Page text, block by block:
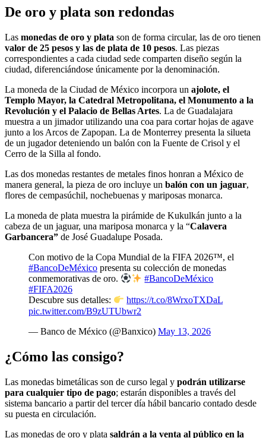
De oro y plata son redondas
Las monedas de oro y plata son de forma circular, las de oro tienen
valor de 25 pesos y las de plata de 10 pesos. Las piezas
correspondientes a cada ciudad sede comparten diseño según la
ciudad, diferenciándose únicamente por la denominación.
La moneda de la Ciudad de México incorpora un ajolote, el
Templo Mayor, la Catedral Metropolitana, el Monumento a la
Revolución y el Palacio de Bellas Artes. La de Guadalajara
muestra a un jimador utilizando una coa para cortar hojas de agave
junto a los Arcos de Zapopan. La de Monterrey presenta la silueta
de un jugador deteniendo un balón con la Fuente de Crisol y el
Cerro de la Silla al fondo.
Las dos monedas restantes de metales finos honran a México de
manera general, la pieza de oro incluye un balón con un jaguar,
flores de cempasúchil, nochebuenas y mariposas monarca.
La moneda de plata muestra la pirámide de Kukulkán junto a la
cabeza de un jaguar, una mariposa monarca y la “Calavera
Garbancera” de José Guadalupe Posada.
Con motivo de la Copa Mundial de la FIFA 2026™, el
#BancoDeMéxico presenta su colección de monedas
conmemorativas de oro.
#BancoDeMéxico
#FIFA2026
Descubre sus detalles:
https://t.co/8WrxoTXDaL
pic.twitter.com/B9zUTUbwr2
— Banco de México (@Banxico) May 13, 2026
¿Cómo las consigo?
Las monedas bimetálicas son de curso legal y podrán utilizarse
para cualquier tipo de pago; estarán disponibles a través del
sistema bancario a partir del tercer día hábil bancario contado desde
su puesta en circulación.
Las monedas de oro y plata saldrán a la venta al público en la